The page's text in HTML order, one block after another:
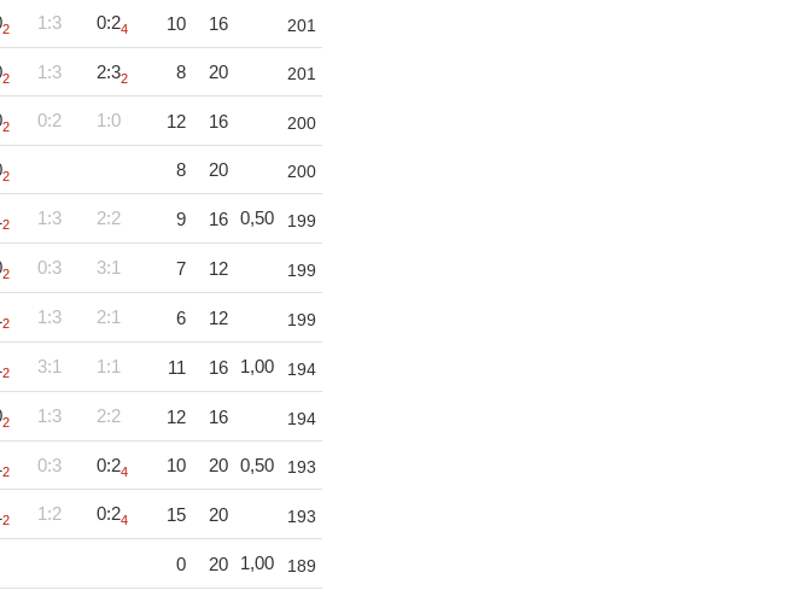
2 1:3 0:24 10 16 201
2 1:3 2:32 8 20 201
2 0:2 1:0 12 16 200
2 8 20 200
2 1:3 2:2 9 16 0,50 199
2 0:3 3:1 7 12 199
2 1:3 2:1 6 12 199
2 3:1 1:1 11 16 1,00 194
2 1:3 2:2 12 16 194
2 0:3 0:24 10 20 0,50 193
2 1:2 0:24 15 20 193
0 20 1,00 189